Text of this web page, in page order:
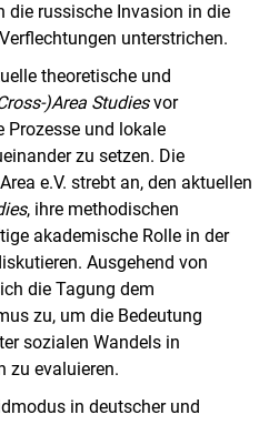
die russische Invasion in die
unterstrichen.
theoretische und
)Area Studiesvor
Prozesse und lokale
zu setzen. Die
e.V. strebt an, den aktuellen
, ihre methodischen
akademische Rolle in der
Ausgehend von
die Tagung dem
zu, um die Bedeutung
sozialen Wandels in
zu evaluieren.
in deutscher und